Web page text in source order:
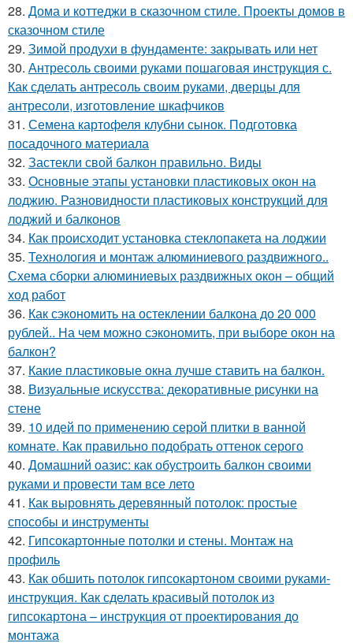
28. Дома и коттеджи в сказочном стиле. Проекты домов в
сказочном стиле
29. Зимой продухи в фундаменте: закрывать или нет
30. Антресоль своими руками пошаговая инструкция с.
Как сделать антресоль своим руками, дверцы для
антресоли, изготовление шкафчиков
31. Семена картофеля клубни сынок. Подготовка
посадочного материала
32. Застекли свой балкон правильно. Виды
33. Основные этапы установки пластиковых окон на
лоджию. Разновидности пластиковых конструкций для
лоджий и балконов
34. Как происходит установка стеклопакета на лоджии
35. Технология и монтаж алюминиевого раздвижного..
Схема сборки алюминиевых раздвижных окон – общий
ход работ
36. Как сэкономить на остеклении балкона до 20 000
рублей.. На чем можно сэкономить, при выборе окон на
балкон?
37. Какие пластиковые окна лучше ставить на балкон.
38. Визуальные искусства: декоративные рисунки на
стене
39. 10 идей по применению серой плитки в ванной
комнате. Как правильно подобрать оттенок серого
40. Домашний оазис: как обустроить балкон своими
руками и провести там все лето
41. Как выровнять деревянный потолок: простые
способы и инструменты
42. Гипсокартонные потолки и стены. Монтаж на
профиль
43. Как обшить потолок гипсокартоном своими руками-
инструкция. Как сделать красивый потолок из
гипсокартона – инструкция от проектирования до
монтажа